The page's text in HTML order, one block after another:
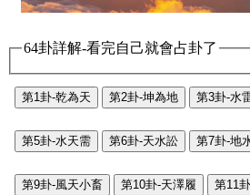
64卦詳解-看完自己就會占卦了
第1卦-乾為天 第2卦-坤為地 第3卦-水
第5卦-水天需 第6卦-天水訟 第7卦-地
第9卦-風天小畜 第10卦-天澤履 第11